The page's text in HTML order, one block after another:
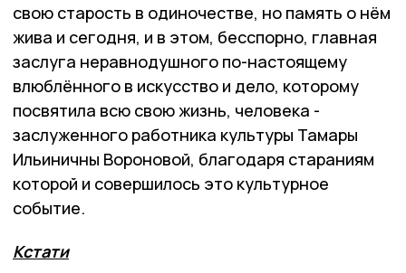
свою старость в одиночестве, но память о нём
жива и сегодня, и в этом, бесспорно, главная
заслуга неравнодушного по-настоящему
влюблённого в искусство и дело, которому
посвятила всю свою жизнь, человека -
заслуженного работника культуры Тамары
Ильиничны Вороновой, благодаря стараниям
которой и совершилось это культурное
событие.
Кстати